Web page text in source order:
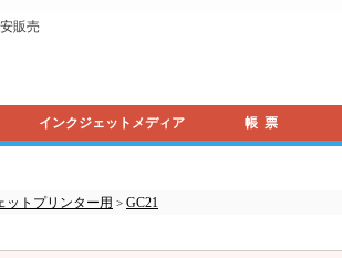
販売
インクジェットメディア 帳票
トプリンター用 > GC21